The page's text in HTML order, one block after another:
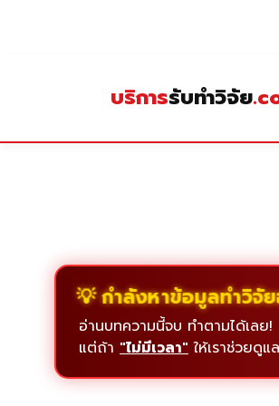
บริการรับทำวิจัย
💡 กำลังหาข้อมูลทำวิจัย
อ่านบทความนี้จบ ทำตามได้เลย!
แต่ถ้า "ไม่มีเวลา" ให้เราช่วยดูแ